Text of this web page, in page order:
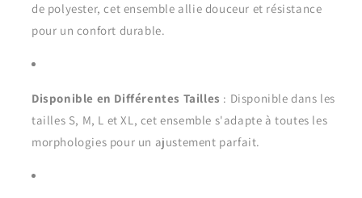
de polyester, cet ensemble allie douceur et résistance
pour un confort durable.
Disponible en Différentes Tailles : Disponible dans les
tailles S, M, L et XL, cet ensemble s'adapte à toutes les
morphologies pour un ajustement parfait.